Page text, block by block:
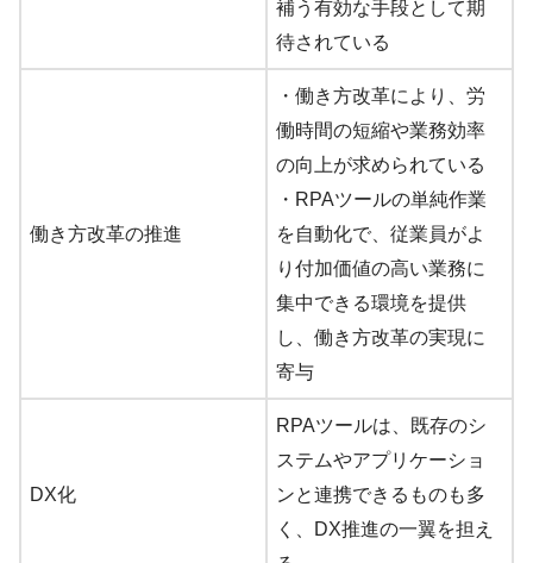
補う有効な手段として期
待されている
働き方改革の推進
・働き方改革により、労
働時間の短縮や業務効率
の向上が求められている
・RPAツールの単純作業
を自動化で、従業員がよ
り付加価値の高い業務に
集中できる環境を提供
し、働き方改革の実現に
寄与
DX化
​RPAツールは、既存のシ
ステムやアプリケーショ
ンと連携できるものも多
く、DX推進の一翼を担え